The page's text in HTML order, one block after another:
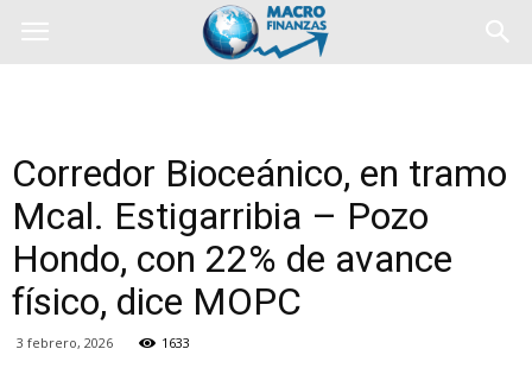
Corredor Bioceánico, en tramo
Mcal. Estigarribia – Pozo
Hondo, con 22% de avance
físico, dice MOPC
3 febrero, 2026 1633